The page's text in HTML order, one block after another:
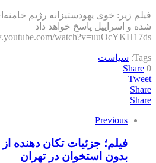
فیلم زیر: خوی یهودستیزانه رژیم
شده و اسراییل پاسخ خواهد داد
watch?v=uuOcYKH17ds
Tags: سیاست
Share 0
Tweet
Share
Share
Previous
فیلم؛ جزئیات تکان دهنده
بدون استخوان در تهران